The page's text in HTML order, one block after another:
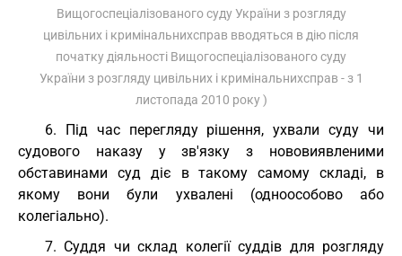
Вищогоспеціалізованого суду України з розгляду
цивільних і кримінальнихсправ вводяться в дію після
початку діяльності Вищогоспеціалізованого суду
України з розгляду цивільних і кримінальнихсправ - з 1
листопада 2010 року )
6. Під час перегляду рішення, ухвали суду чи
судового наказу у зв'язку з нововиявленими
обставинами суд діє в такому самому складі, в
якому вони були ухвалені (одноособово або
колегіально).
7. Суддя чи склад колегії суддів для розгляду